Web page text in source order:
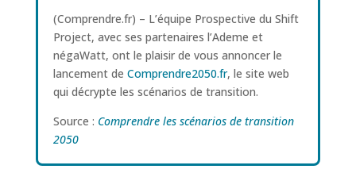
(Comprendre.fr) – L’équipe Prospective du Shift
Project, avec ses partenaires l’Ademe et
négaWatt, ont le plaisir de vous annoncer le
lancement de Comprendre2050.fr, le site web
qui décrypte les scénarios de transition.
Source : Comprendre les scénarios de transition
2050